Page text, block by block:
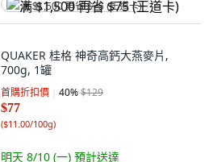
满 $1,500 再省 $75 (王道卡)
QUAKER 桂格 神奇高鈣大燕麥片,
700g, 1罐
首購折扣價 40%$129
$77
($11.00/100g)
明天 8/10 (一) 預計送達